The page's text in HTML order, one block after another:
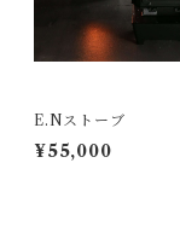
E.Nストーブ
¥55,000